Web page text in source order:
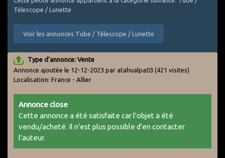
Télescope / Lunette
Voir les annonces Tube / Télescope / Lunette
Type d'annonce: Vente
Annonce ajoutée le 12-12-2023 par atahualpa03 (421 visites)
Localisation: France - Allier
Annonce close
Cette annonce a été satisfaite car l'objet a été
vendu/acheté. Il n'est plus possible d'en contacter
l'auteur.